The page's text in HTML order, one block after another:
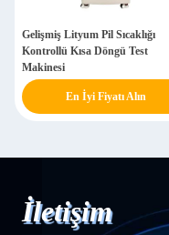
Gelişmiş Lityum Pil Sıcaklığı
Kontrollü Kısa Döngü Test
Makinesi
En İyi Fiyatı Alın
İletişim